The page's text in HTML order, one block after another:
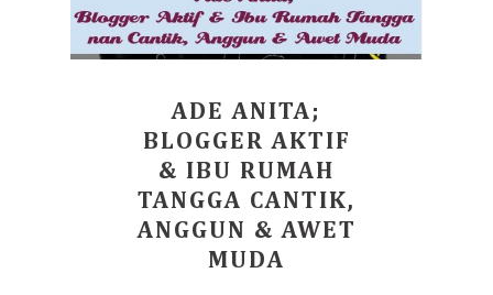
ADE ANITA;
BLOGGER AKTIF
& IBU RUMAH
TANGGA CANTIK,
ANGGUN & AWET
MUDA